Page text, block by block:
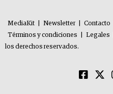
MediaKit Newsletter Contacto
Términos y condiciones
Legales
los derechos reservados.